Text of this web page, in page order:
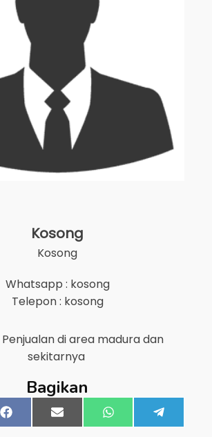
Kosong
Kosong
Whatsapp : kosong
Telepon : kosong
di area maduradan
sekitarnya
Bagikan
Share
on
FacebookShare
on
Email Share
on
WhatsApp
on